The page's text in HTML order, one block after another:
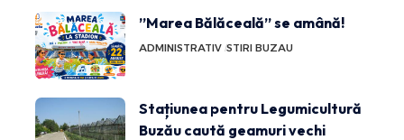
”Marea Bălăceală” se amână!
ADMINISTRATIV STIRI BUZAU
Stațiunea pentru Legumicultură
Buzău caută geamuri vechi